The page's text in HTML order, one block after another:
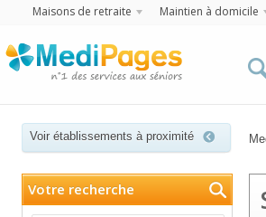
Maisons de retraite Maintien à domicile
Voir établissements à proximité
Votre recherche